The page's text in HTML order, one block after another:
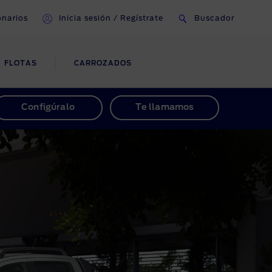
Inicia sesión / Regístrate Buscador
AYUDA Y ÁREA DE
CLIENTES
FLOTAS CARROZADOS
Configúralo Te llamamos